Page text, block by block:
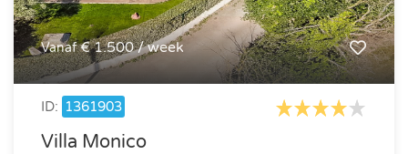
Vanaf€ 1.500 / week
ID: 1361903
Villa Monico